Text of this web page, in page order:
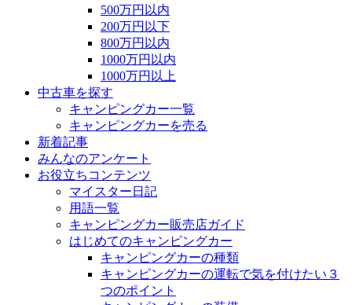
500万円以内
200万円以下
800万円以内
1000万円以内
1000万円以上
中古車を探す
キャンピングカー一覧
キャンピングカーを売る
新着記事
みんなのアンケート
お役立ちコンテンツ
マイスター日記
用語一覧
キャンピングカー販売店ガイド
はじめてのキャンピングカー
キャンピングカーの種類
キャンピングカーの運転で気を付けたい３
つのポイント